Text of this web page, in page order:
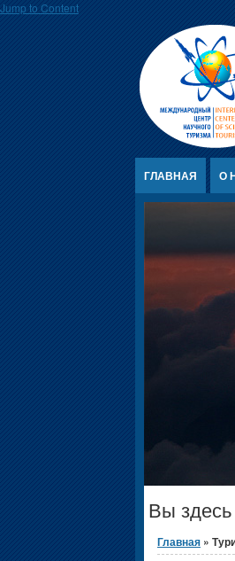
Jump to Content
ГЛАВНАЯ О
Вы здесь
Главная »